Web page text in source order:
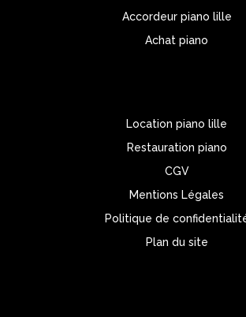
Accordeur piano lille
Achat piano
Location piano lille
Restauration piano
CGV
Mentions Légales
Politique de
Plan du site